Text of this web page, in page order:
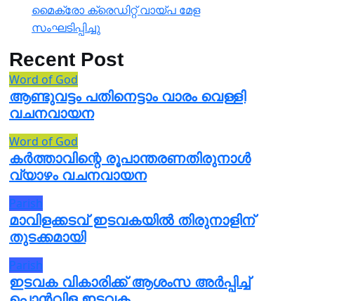
മൈക്രോ ക്രെഡിറ്റ് വായ്പ മേള
സംഘടിപ്പിച്ചു
Recent Post
Word of God
ആണ്ടുവട്ടം പതിനെട്ടാം വാരം വെള്ളി
വചനവായന
Word of God
കർത്താവിന്റെ രൂപാന്തരണതിരുനാൾ
വ്യാഴം വചനവായന
Parish
മാവിളക്കടവ് ഇടവകയിൽ തിരുനാളിന്
തുടക്കമായി
Parish
ഇടവക വികാരിക്ക് ആശംസ അർപ്പിച്ച്